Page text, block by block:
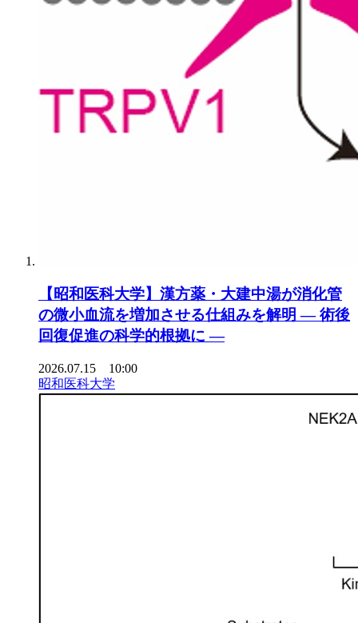
【昭和医科大学】漢方薬・大建中湯が消化管
の微小血流を増加させる仕組みを解明 ― 術後
回復促進の科学的根拠に ―
2026.07.15 10:00
昭和医科大学